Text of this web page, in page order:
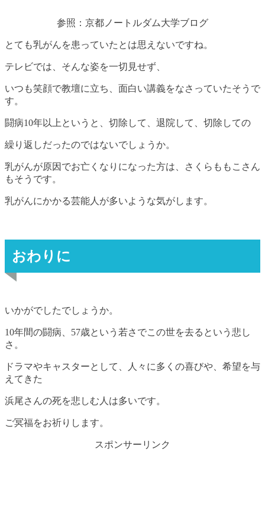
参照：京都ノートルダム大学ブログ
とても乳がんを患っていたとは思えないですね。
テレビでは、そんな姿を一切見せず、
いつも笑顔で教壇に立ち、面白い講義をなさっていたそうで
す。
闘病10年以上というと、切除して、退院して、切除しての
繰り返しだったのではないでしょうか。
乳がんが原因でお亡くなりになった方は、さくらももこさん
もそうです。
乳がんにかかる芸能人が多いような気がします。
おわりに
いかがでしたでしょうか。
10年間の闘病、57歳という若さでこの世を去るという悲し
さ。
ドラマやキャスターとして、人々に多くの喜びや、希望を与
えてきた
浜尾さんの死を悲しむ人は多いです。
ご冥福をお祈りします。
スポンサーリンク